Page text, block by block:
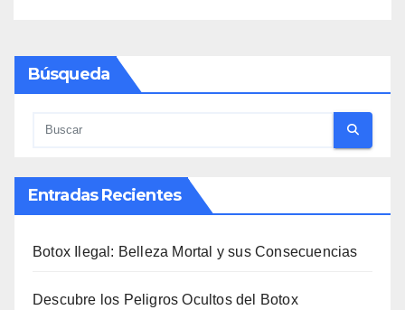
Búsqueda
Entradas Recientes
Botox Ilegal: Belleza Mortal y sus Consecuencias
Descubre los Peligros Ocultos del Botox